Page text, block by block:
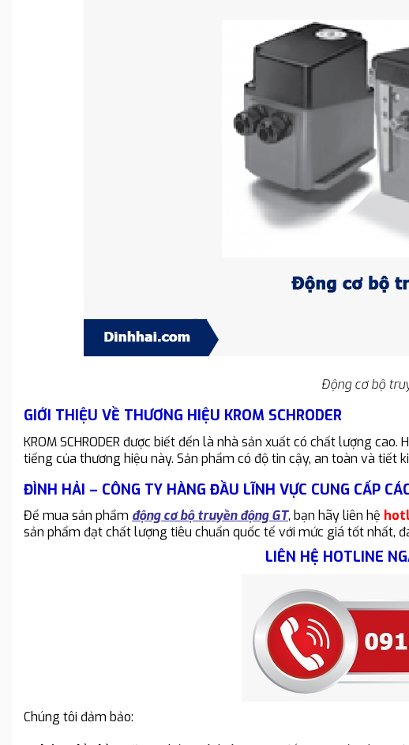
Động cơ bộ
GIỚI THIỆU VỀ THƯƠNG HIỆU KROM SCHRODER
KROM SCHRODER được biết đến là nhà sản xuất có chất lượng
tiếng của thương hiệu này. Sản phẩm có độ tin cậy, an toàn và tiết
ĐÌNH HẢI – CÔNG TY HÀNG ĐẦU LĨNH VỰC CUNG CẤP
Để mua sản phẩm động cơ bộ truyền động GT, bạn hãy liên hệ
sản phẩm đạt chất lượng tiêu chuẩn quốc tế với mức giá tốt nhất,
LIÊN HỆ HOTLINE
Chúng tôi đảm bảo: